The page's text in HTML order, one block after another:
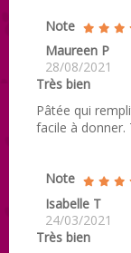
Note
Maureen P
28/08/2021
Très bien
Pâtée qui
facile à donner.
Note
Isabelle T
24/03/2021
Très bien